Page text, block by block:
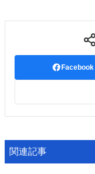
Facebook
関連記事